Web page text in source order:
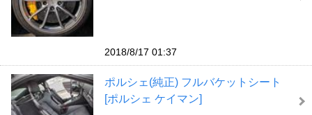
2018/8/17 01:37
ポルシェ(純正) フルバケットシート
[ポルシェ ケイマン]